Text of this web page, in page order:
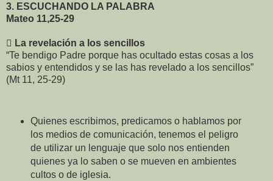
3. ESCUCHANDO LA PALABRA
Mateo 11,25-29
 La revelación a los sencillos
“Te bendigo Padre porque has ocultado estas cosas a los
sabios y entendidos y se las has revelado a los sencillos”
(Mt 11, 25-29)
Quienes escribimos, predicamos o hablamos por
los medios de comunicación, tenemos el peligro
de utilizar un lenguaje que solo nos entienden
quienes ya lo saben o se mueven en ambientes
cultos o de iglesia.